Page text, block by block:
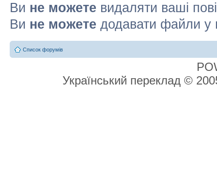
Ви не можете видаляти ваші
Ви не можете додавати файли у
Список форумів
Український переклад ©